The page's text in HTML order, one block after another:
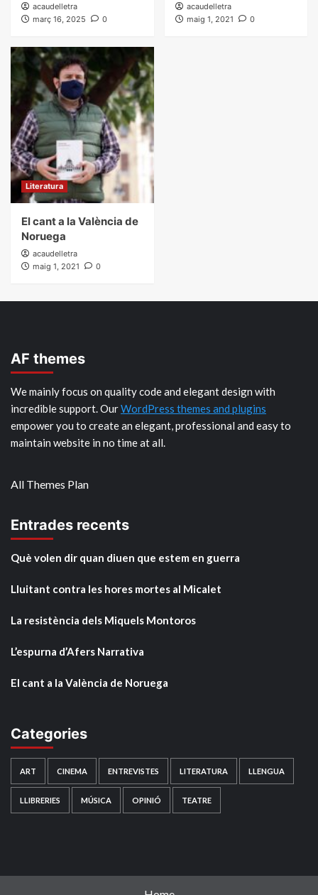
acaudelletra
març 16, 2025
0
acaudelletra
maig 1, 2021
0
Literatura
El cant a la València de
Noruega
acaudelletra
maig 1, 2021
0
AF themes
We mainly focus on quality code and elegant design with
incredible support. OurWordPress themes and plugins
empower you to create an elegant, professional and easy to
maintain website in no time at all.
All Themes Plan
Entrades recents
Què volen dir quan diuen que estem en guerra
Lluitant contra les hores mortes al Micalet
La resistència dels Miquels Montoros
L’espurna d’Afers Narrativa
El cant a la València de Noruega
Categories
ART CINEMA ENTREVISTES LITERATURA LLENGUA
LLIBRERIES MÚSICA OPINIÓ TEATRE